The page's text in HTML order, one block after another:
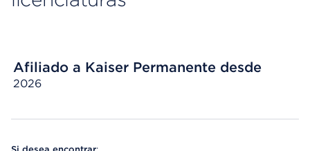
Afiliado a Kaiser Permanente desde
2026